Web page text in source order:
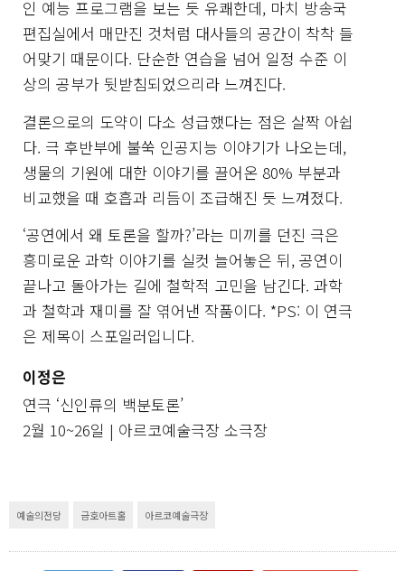
인 예능 프로그램을 보는 듯 유쾌한데, 마치 방송국
편집실에서 매만진 것처럼 대사들의 공간이 착착 들
어맞기 때문이다. 단순한 연습을 넘어 일정 수준 이
상의 공부가 뒷받침되었으리라 느껴진다.
결론으로의 도약이 다소 성급했다는 점은 살짝 아쉽
다. 극 후반부에 불쑥 인공지능 이야기가 나오는데,
생물의 기원에 대한 이야기를 끌어온 80% 부분과
비교했을 때 호흡과 리듬이 조급해진 듯 느껴졌다.
‘공연에서 왜 토론을 할까?’라는 미끼를 던진 극은
흥미로운 과학 이야기를 실컷 늘어놓은 뒤, 공연이
끝나고 돌아가는 길에 철학적 고민을 남긴다. 과학
과 철학과 재미를 잘 엮어낸 작품이다. *PS: 이 연극
은 제목이 스포일러입니다.
이정은
연극 ‘신인류의 백분토론’
2월 10~26일 | 아르코예술극장 소극장
예술의전당 금호아트홀 아르코예술극장